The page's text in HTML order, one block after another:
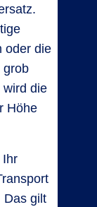
oder die
grob
wird die
Höhe
Ihr
Das gilt